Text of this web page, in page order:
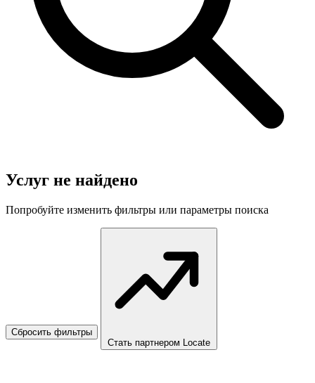
Услуг не найдено
Попробуйте изменить фильтры или параметры поиска
Сбросить фильтры
Стать партнером Locate